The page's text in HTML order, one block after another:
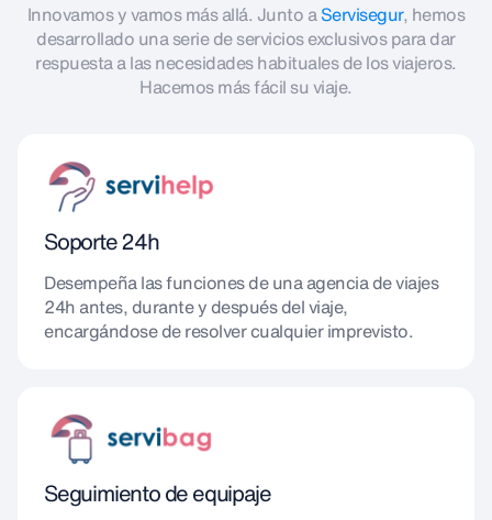
Innovamos y vamos más allá. Junto aServisegur, hemos
desarrollado una serie de servicios exclusivos para dar
respuesta a las necesidades habituales de los viajeros.
Hacemos más fácil su viaje.
Soporte 24h
Desempeña las funciones de una agencia de viajes
24h antes, durante y después del viaje,
encargándose de resolver cualquier imprevisto.
Seguimiento de equipaje